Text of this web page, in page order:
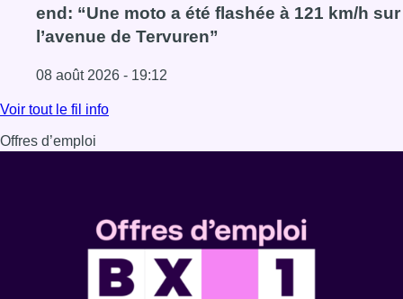
end: “Une moto a été flashée à 121 km/h sur
l’avenue de Tervuren”
08 août 2026 - 19:12
Lire l'article Marathon de contrôles de vitesse ce week-
Voir tout le fil info
Offres d’emploi